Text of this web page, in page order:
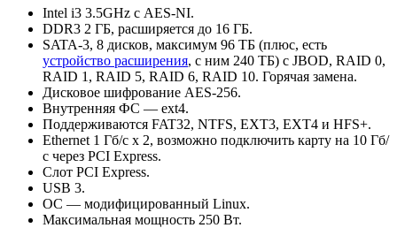
Intel i3 3.5GHz с AES-NI.
DDR3 2 ГБ, расширяется до 16 ГБ.
SATA-3, 8 дисков, максимум 96 ТБ (плюс, есть
устройство расширения, с ним 240 ТБ) с JBOD, RAID 0,
RAID 1, RAID 5, RAID 6, RAID 10. Горячая замена.
Дисковое шифрование AES-256.
Внутренняя ФС — ext4.
Поддерживаются FAT32, NTFS, EXT3, EXT4 и HFS+.
Ethernet 1 Гб/с x 2, возможно подключить карту на 10 Гб/
с через PCI Express.
Слот PCI Express.
USB 3.
ОС — модифицированный Linux.
Максимальная мощность 250 Вт.